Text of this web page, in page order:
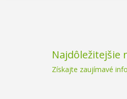
Najdôležitejšie
Získajte zaujímavé